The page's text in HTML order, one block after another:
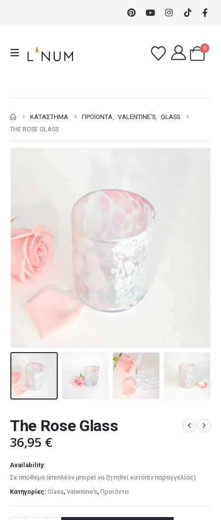
0
ΚΑΤΆΣΤΗΜΑ ΠΡΟΪΌΝΤΑ, VALENTINE'S, GLASS
THE ROSE GLASS
The Rose Glass
36,95 €
Availability:
Σε απόθεμα (επιπλέον μπορεί να ζητηθεί κατόπιν παραγγελίας)
Κατηγορίες: Glass, Valentine's, Προϊόντα